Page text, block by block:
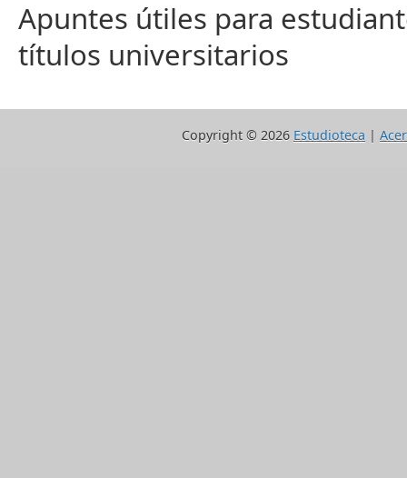
Apuntes útiles para
títulos universitarios
Copyright © 2026 Estudioteca |